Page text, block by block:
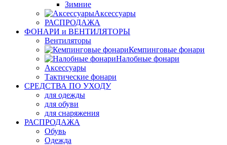
Зимние
Аксессуары
РАСПРОДАЖА
ФОНАРИ и ВЕНТИЛЯТОРЫ
Вентиляторы
Кемпинговые фонари
Налобные фонари
Аксессуары
Тактические фонари
СРЕДСТВА ПО УХОДУ
для одежды
для обуви
для снаряжения
РАСПРОДАЖА
Обувь
Одежда